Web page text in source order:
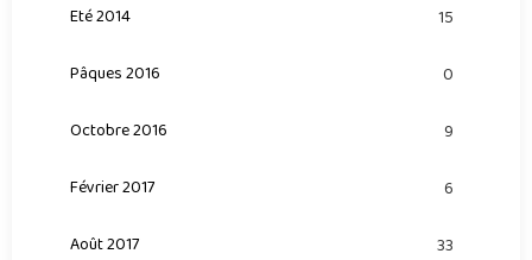
Eté 2014 15
Pâques 2016 0
Octobre 2016 9
Février 2017 6
Août 2017 33